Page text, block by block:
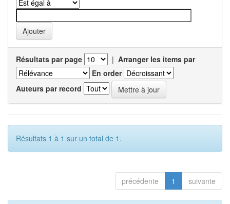
Résultats par page | Arranger les items par
En order
Auteurs par record
Résultats 1 à 1 sur un total de 1.
précédente 1 suivante